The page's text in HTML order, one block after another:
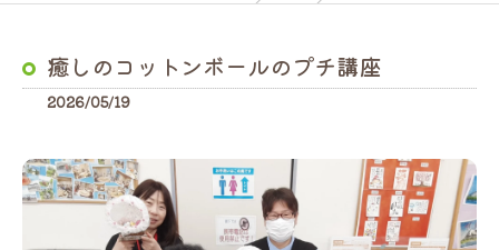
癒しのコットンボールのプチ講座
2026/05/19